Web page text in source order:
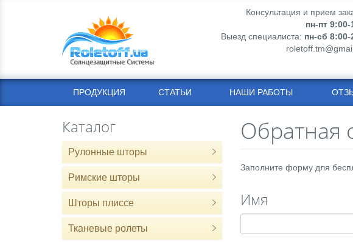
Консультация и прием
пн-пт 9:00-
Выезд специалиста: пн-сб 8:00-
ПРОДУКЦИЯ СТАТЬИ НАШИ РАБОТЫ
Каталог
Рулонные шторы
Римские шторы
Шторы плиссе
Тканевые ролеты
Обратная
Заполните форму для
Имя